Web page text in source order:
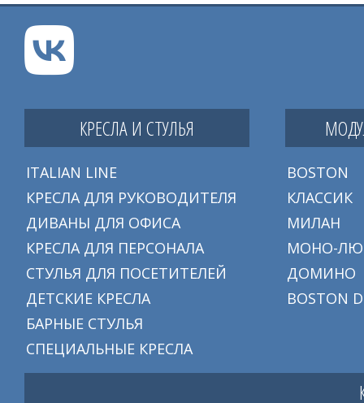
КРЕСЛА И СТУЛЬЯ
ITALIAN LINE
КРЕСЛА ДЛЯ РУКОВОДИТЕЛЯ
ДИВАНЫ ДЛЯ ОФИСА
КРЕСЛА ДЛЯ ПЕРСОНАЛА
СТУЛЬЯ ДЛЯ ПОСЕТИТЕЛЕЙ
ДЕТСКИЕ КРЕСЛА
БАРНЫЕ СТУЛЬЯ
СПЕЦИАЛЬНЫЕ КРЕСЛА
BOSTON
КЛАССИК
МИЛАН
МОНО-
ДОМИНО
BOSTON